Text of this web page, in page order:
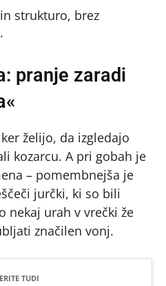
strukturo, brez
pranje zaradi
želijo, da izgledajo
kozarcu. A pri gobah je
– pomembnejša je
jurčki, ki so bili
nekaj urah v vrečki že
značilen vonj.
TUDI